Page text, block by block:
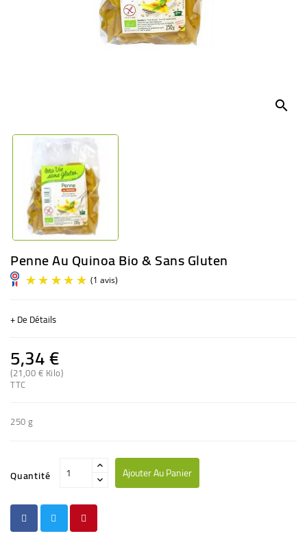
search
Penne Au Quinoa Bio & Sans Gluten
+ De Détails
5,34 €
(21,00 € Kilo)
TTC
250 g
Quantité Ajouter Au Panier